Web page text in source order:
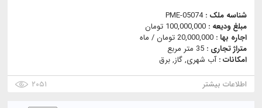
شناسه ملک :PME-05074
مبلغ ودیعه : 100,000,000 تومان
اجاره بها : 20,000,000 تومان / ماه
متراژ تجاری : 35 متر مربع
امکانات :آب شهری, گاز, برق
اطلاعات بیشتر
۲۰۵۱